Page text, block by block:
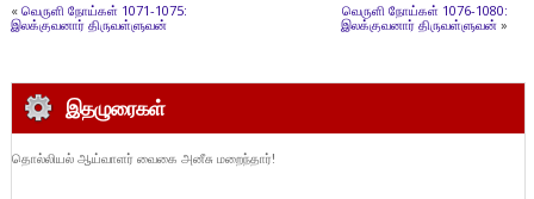
« வெருளி நோய்கள் 1071-1075:
இலக்குவனார் திருவள்ளுவன்
வெருளி நோய்கள் 1076-1080:
இலக்குவனார் திருவள்ளுவன் »
இதழுரைகள்
தொல்லியல் ஆய்வாளர் வைகை அனீசு மறைந்தார்!